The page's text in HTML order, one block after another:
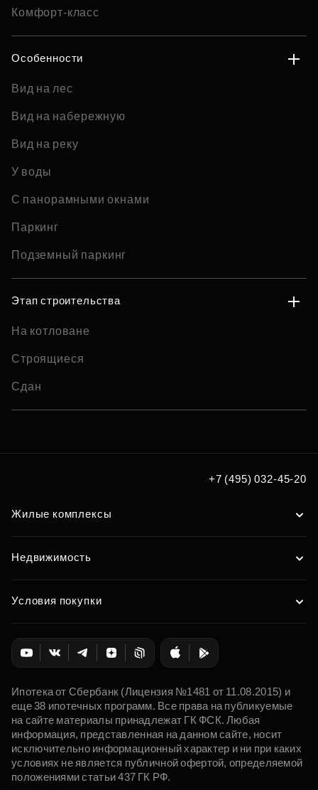
Комфорт-класс
Особенности
Вид на лес
Вид на набережную
Вид на реку
У воды
С панорамными окнами
Паркинг
Подземный паркинг
Этап строительства
На котловане
Строящиеся
Сдан
+7 (495) 032-45-20
Жилые комплексы
Недвижимость
Условия покупки
Ипотека от Сбербанк (Лицензия №1481 от 11.08.2015) и
еще 38 ипотечных программ. Все права на публикуемые
на сайте материалы принадлежат ГК ФСК. Любая
информация, представленная на данном сайте, носит
исключительно информационный характер и ни при каких
условиях не является публичной офертой, определяемой
положениями статьи 437 ГК РФ.